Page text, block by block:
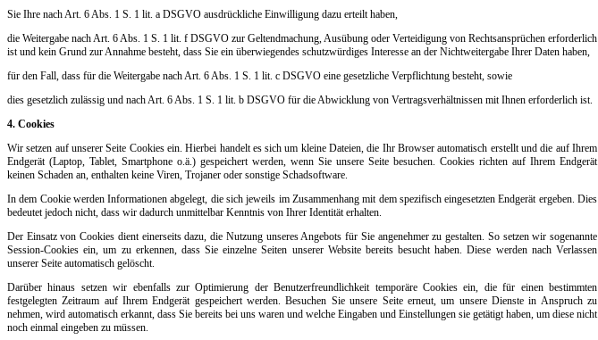
Sie Ihre nach Art. 6 Abs. 1 S. 1 lit. a DSGVO ausdrückliche Einwilligung dazu erteilt haben,
die Weitergabe nach Art. 6 Abs. 1 S. 1 lit. f DSGVO zur Geltendmachung, Ausübung oder Verteidigung von Rechtsansprüchen erforderlich
ist und kein Grund zur Annahme besteht, dass Sie ein überwiegendes schutzwürdiges Interesse an der Nichtweitergabe Ihrer Daten haben,
für den Fall, dass für die Weitergabe nach Art. 6 Abs. 1 S. 1 lit. c DSGVO eine gesetzliche Verpflichtung besteht, sowie
dies gesetzlich zulässig und nach Art. 6 Abs. 1 S. 1 lit. b DSGVO für die Abwicklung von Vertragsverhältnissen mit Ihnen erforderlich ist.
4. Cookies
Wir setzen auf unserer Seite Cookies ein. Hierbei handelt es sich um kleine Dateien, die Ihr Browser automatisch erstellt und die auf Ihrem
Endgerät (Laptop, Tablet, Smartphone o.ä.) gespeichert werden, wenn Sie unsere Seite besuchen. Cookies richten auf Ihrem Endgerät
keinen Schaden an, enthalten keine Viren, Trojaner oder sonstige Schadsoftware.
In dem Cookie werden Informationen abgelegt, die sich jeweils im Zusammenhang mit dem spezifisch eingesetzten Endgerät ergeben. Dies
bedeutet jedoch nicht, dass wir dadurch unmittelbar Kenntnis von Ihrer Identität erhalten.
Der Einsatz von Cookies dient einerseits dazu, die Nutzung unseres Angebots für Sie angenehmer zu gestalten. So setzen wir sogenannte
Session-Cookies ein, um zu erkennen, dass Sie einzelne Seiten unserer Website bereits besucht haben. Diese werden nach Verlassen
unserer Seite automatisch gelöscht.
Darüber hinaus setzen wir ebenfalls zur Optimierung der Benutzerfreundlichkeit temporäre Cookies ein, die für einen bestimmten
festgelegten Zeitraum auf Ihrem Endgerät gespeichert werden. Besuchen Sie unsere Seite erneut, um unsere Dienste in Anspruch zu
nehmen, wird automatisch erkannt, dass Sie bereits bei uns waren und welche Eingaben und Einstellungen sie getätigt haben, um diese nicht
noch einmal eingeben zu müssen.